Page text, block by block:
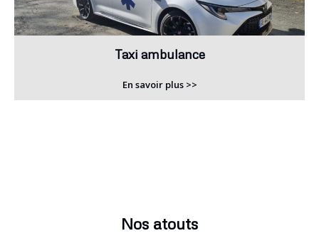
Taxi ambulance
En savoir plus >>
Nos atouts